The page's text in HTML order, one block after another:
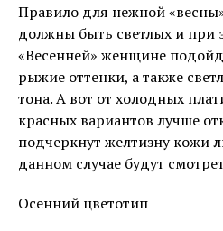
Правило для нежной
должны быть светлых и при
«Весенней» женщине
рыжие оттенки, а также
тона. А вот от холодных
красных вариантов лучше
подчеркнут желтизну кожи
данном случае будут
Осенний цветотип